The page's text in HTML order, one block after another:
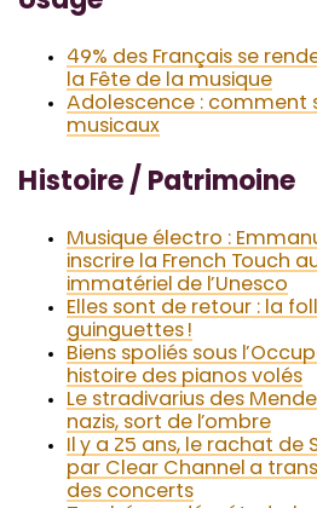
49% des Français se
la Fête de la musique
Adolescence : comment
musicaux
Histoire / Patrimoine
Musique électro :
inscrire la French Touch
immatériel de l’Unesco
Elles sont de retour : la
guinguettes !
Biens spoliés sous
histoire des pianos volés
Le stradivarius des
nazis, sort de l’ombre
Il y a 25 ans, le rachat de
par Clear Channel a
des concerts